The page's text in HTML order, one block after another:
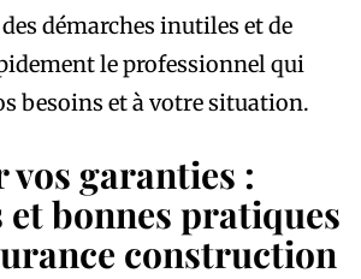
démarches inutiles et de
le professionnel qui
besoins et à votre situation.
garanties :
bonnes pratiques
construction